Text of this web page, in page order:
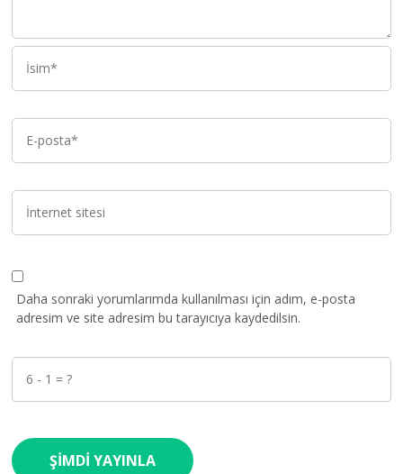
Daha sonraki yorumlarımda kullanılması için adım, e-posta
adresim ve site adresim bu tarayıcıya kaydedilsin.